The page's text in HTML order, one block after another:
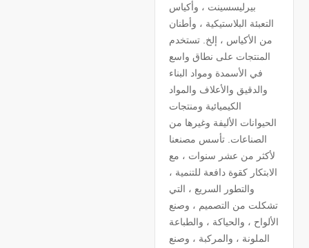
بيرليسسينت ، وأكياس
التعبئة البلاستيكية ، وأطنان
من الأكياس ، إلخ. تستخدم
المنتجات على نطاق واسع
في الأسمدة ومواد البناء
والدقيق والأعلاف والمواد
الكيميائية ومنتجات
الحيوانات الأليفة وغيرها من
الصناعات. تأسس مصنعنا
لأكثر من عشر سنوات ، مع
الابتكار كقوة دافعة للتنمية ،
والتطور السريع ، التي
تشكلت من التصميم ، وصنع
الألواح ، والحياكة ، والطباعة
الملونة ، والمركبة ، وصنع